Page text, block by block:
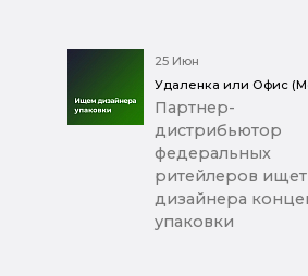
25 Июн
Удаленка или Офис
Партнер-
дистрибьютор
федеральных
ритейлеров ищет
дизайнера
упаковки